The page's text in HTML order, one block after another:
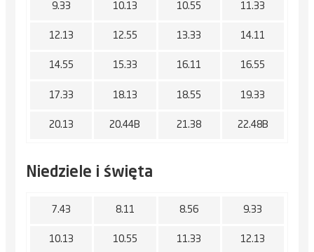
9.33 10.13 10.55 11.33
12.13 12.55 13.33 14.11
14.55 15.33 16.11 16.55
17.33 18.13 18.55 19.33
20.13 20.44B 21.38 22.48B
Niedziele i święta
7.43 8.11 8.56 9.33
10.13 10.55 11.33 12.13